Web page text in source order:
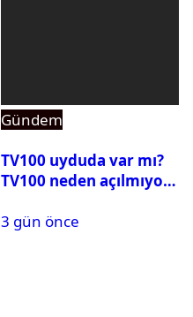
Gündem
TV100 uyduda var mı?
TV100 neden açılmıyor?
3 gün önce